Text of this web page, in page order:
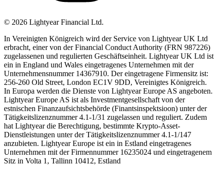
© 2026 Lightyear Financial Ltd.
In Vereinigten Königreich wird der Service von Lightyear UK Ltd
erbracht, einer von der Financial Conduct Authority (FRN 987226)
zugelassenen und regulierten Geschäftseinheit. Lightyear UK Ltd ist
ein in England und Wales eingetragenes Unternehmen mit der
Unternehmensnummer 14367910. Der eingetragene Firmensitz ist:
256-260 Old Street, London EC1V 9DD, Vereinigtes Königreich.
In Europa werden die Dienste von Lightyear Europe AS angeboten.
Lightyear Europe AS ist als Investmentgesellschaft von der
estnischen Finanzaufsichtsbehörde (Finantsinspektsioon) unter der
Tätigkeitslizenznummer 4.1-1/31 zugelassen und reguliert. Zudem
hat Lightyear die Berechtigung, bestimmte Krypto-Asset-
Dienstleistungen unter der Tätigkeitslizenznummer 4.1-1/147
anzubieten. Lightyear Europe ist ein in Estland eingetragenes
Unternehmen mit der Firmennummer 16235024 und eingetragenem
Sitz in Volta 1, Tallinn 10412, Estland